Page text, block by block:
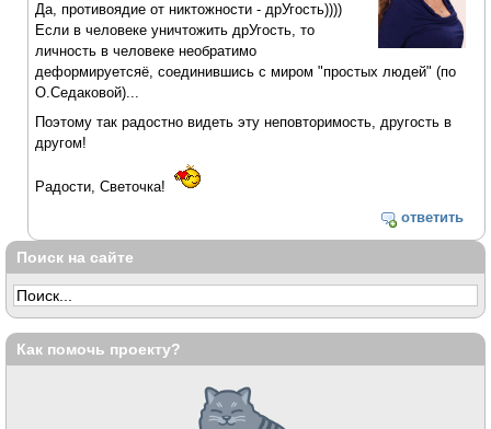
Да, противоядие от никтожности - дрУгость))))
Если в человеке уничтожить дрУгость, то
личность в человеке необратимо
деформируетсяё, соединившись с миром "простых людей" (по
О.Седаковой)...
Поэтому так радостно видеть эту неповторимость, другость в
другом!
Радости, Светочка!
ответить
Поиск на сайте
Как помочь проекту?